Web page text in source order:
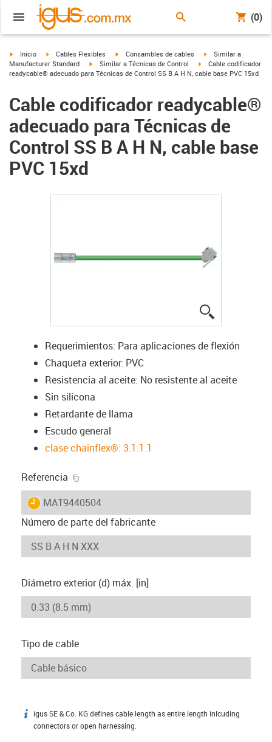
(0)
igus-icon-arrow-right
Inicio igus-icon-arrow-right
Cables Flexibles igus-icon-arrow-right
Consambles de cables igus-icon-arrow-right
Similar a
Manufacturer Standard
igus-icon-arrow-right
Similar a Técnicas de Control igus-icon-arrow-right
Cable codificador
readycable® adecuado para Técnicas de Control SS B A H N, cable base PVC 15xd
Cable codificador readycable®
adecuado para Técnicas de
Control SS B A H N, cable base
PVC 15xd
Requerimientos: Para aplicaciones de flexión
Chaqueta exterior: PVC
Resistencia al aceite: No resistente al aceite
Sin silicona
Retardante de llama
Escudo general
clase chainflex®: 3.1.1.1
Referencia
igus-icon-lieferzeit
MAT9440504
Número de parte del fabricante
Diámetro exterior (d) máx. [in]
Tipo de cable
igus-icon-info
igus SE & Co. KG defines cable length as entire length inlcuding
connectors or open harnessing.